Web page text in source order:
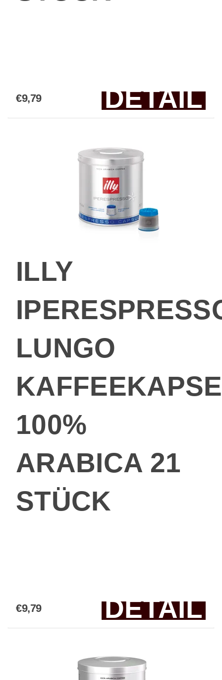
€9,79 DETAIL
ILLY
LUNGO
100%
ARABICA 21
STÜCK
€9,79 DETAIL